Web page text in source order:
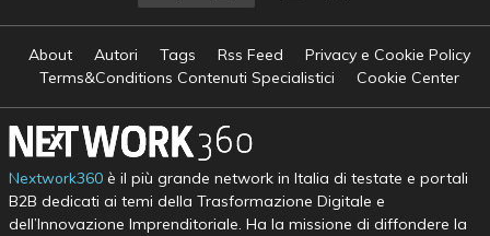
About Autori Tags Rss Feed
Privacy e Cookie Policy
Terms&Conditions Contenuti Specialistici
Cookie Center
Nextwork360è il più grande network in Italia di testate e portali
B2B dedicati ai temi della Trasformazione Digitale e
dell’Innovazione Imprenditoriale. Ha la missione di diffondere la